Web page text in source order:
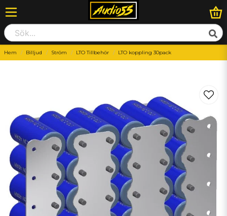
Hem Billjud Ström LTO Tillbehör LTO koppling 30pack